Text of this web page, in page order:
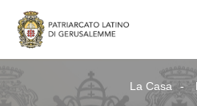
La Casa